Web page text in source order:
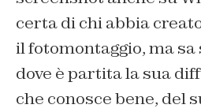
certa di chi abbia
il fotomontaggio, ma
dove è partita la sua
che conosce bene, del